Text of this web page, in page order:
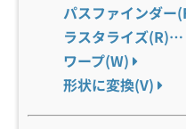
パスファインダー
ラスタライズ(R)…
ワープ(W)
形状に変換(V)